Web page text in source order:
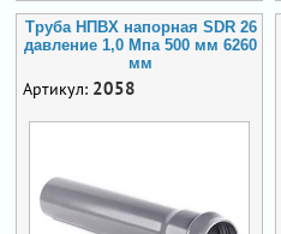
Труба НПВХ напорная SDR 26
давление 1,0 Мпа 500 мм 6260
мм
Артикул: 2058